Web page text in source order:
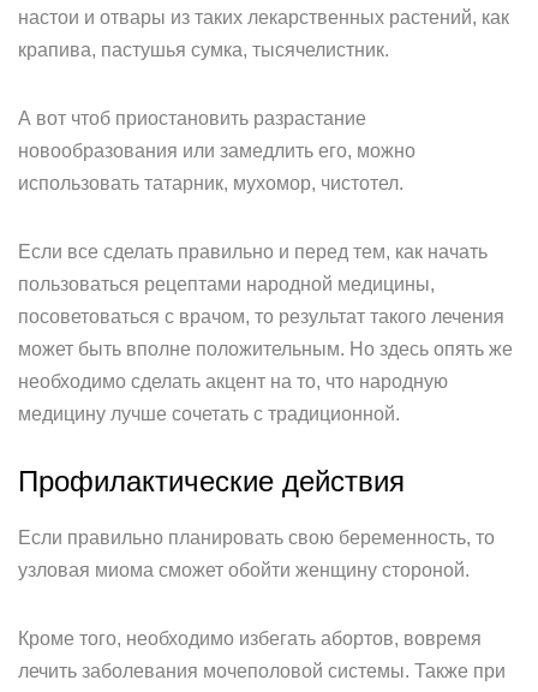
настои и отвары из таких лекарственных растений, как
крапива, пастушья сумка, тысячелистник.
А вот чтоб приостановить разрастание
новообразования или замедлить его, можно
использовать татарник, мухомор, чистотел.
Если все сделать правильно и перед тем, как начать
пользоваться рецептами народной медицины,
посоветоваться с врачом, то результат такого лечения
может быть вполне положительным. Но здесь опять же
необходимо сделать акцент на то, что народную
медицину лучше сочетать с традиционной.
Профилактические действия
Если правильно планировать свою беременность, то
узловая миома сможет обойти женщину стороной.
Кроме того, необходимо избегать абортов, вовремя
лечить заболевания мочеполовой системы. Также при